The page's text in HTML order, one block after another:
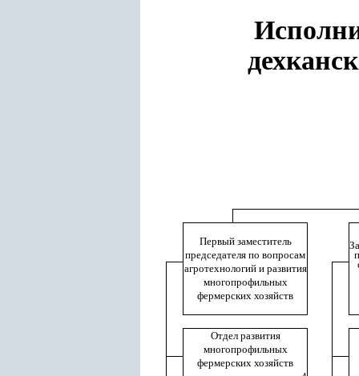
Первый заместитель
председателя по вопросам
агротехнологий и развития
многопрофильных
фермерских хозяйств
Отдел развития
многопрофильных
фермерских хозяйств